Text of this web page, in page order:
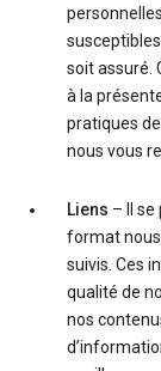
soit assuré.
à la
pratiques
nous vous
Liens – Il se
format
suivis. Ces
qualité de
nos